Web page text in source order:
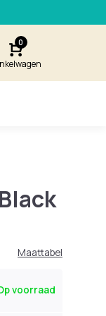
0
voorraad
Maattabel